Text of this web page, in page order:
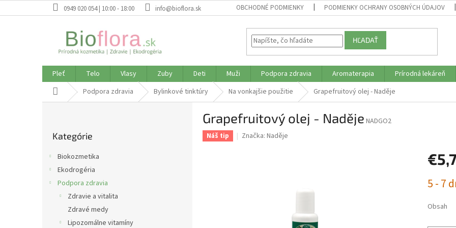
na
0949 020 054 | 10:00 - 18:00 info@bioflora.sk OBCHODNÉ PODMIENKY PODMIENKY OCHRANY OSOBNÝCH ÚDAJOV
HĽADAŤ
Pleť Telo Vlasy Zuby Deti Muži Podpora zdravia Aromaterapia Prírodná lekáreň
DomovPodpora zdravia Bylinkové tinktúry Na vonkajšie použitie Grapefruitový olej - Naděje
kategórie
Kategórie
Biokozmetika
Ekodrogéria
Podpora zdravia
Zdravie a vitalita
Zdravé medy
Lipozomálne vitamíny
Grapefruitový olej - Naděje NADGO2
Náš tip Značka: Naděje
cena:
5 - 7
Obsah